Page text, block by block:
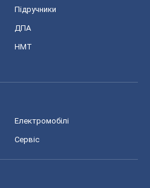
Підручники
ДПА
НМТ
Електромобілі
Сервіс